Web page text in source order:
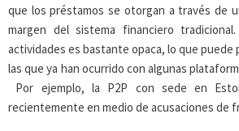
que los préstamos se otorgan a través de
margen del sistema financiero
actividades es bastante opaca, lo que puede
las que ya han ocurrido con algunas
Por ejemplo, la P2P con sede en
recientemente en medio de acusaciones de